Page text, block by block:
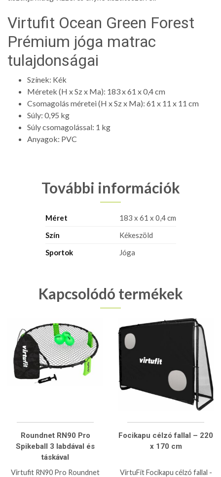
Virtufit Ocean Green Forest
Prémium jóga matrac
tulajdonságai
Színek: Kék
Méretek (H x Sz x Ma): 183 x 61 x 0,4 cm
Csomagolás méretei (H x Sz x Ma): 61 x 11 x 11 cm
Súly: 0,95 kg
Súly csomagolással: 1 kg
Anyagok: PVC
További információk
Méret
183 x 61 x 0,4 cm
Szín
Kékeszöld
Sportok
Jóga
Kapcsolódó termékek
Roundnet RN90 Pro
Spikeball 3 labdával és
táskával
Virtufit RN90 Pro Roundnet
Focikapu célzó fallal – 220
x 170 cm
VirtuFit Focikapu célzó fallal -